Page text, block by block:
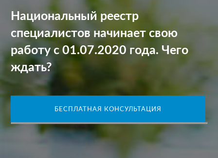
Национальный реестр
специалистов начинает свою
работу с 01.07.2020 года. Чего
ждать?
БЕСПЛАТНАЯ КОНСУЛЬТАЦИЯ